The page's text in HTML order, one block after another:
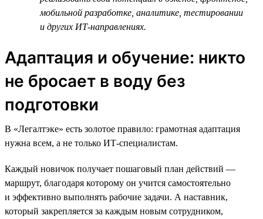
мобильной разработке, аналитике, тестировании
и других ИТ-направлениях.
Адаптация и обучение: никто
не бросает в воду без
подготовки
В «Легалтэке» есть золотое правило: грамотная адаптация
нужна всем, а не только ИТ-специалистам.
Каждый новичок получает пошаговый план действий —
маршрут, благодаря которому он учится самостоятельно
и эффективно выполнять рабочие задачи. А наставник,
который закрепляется за каждым новым сотрудником,